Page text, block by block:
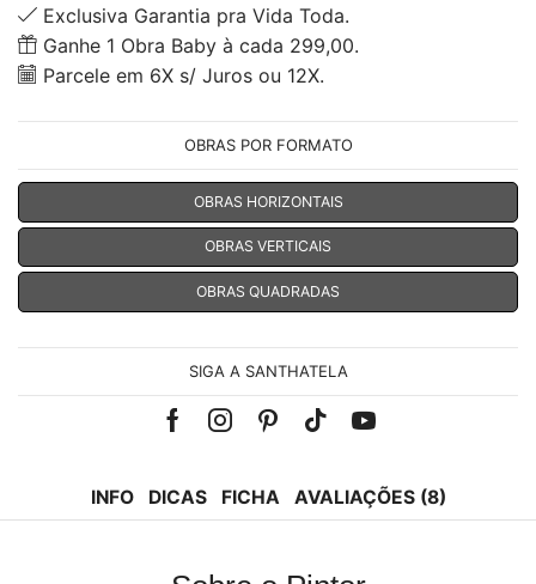
Exclusiva Garantia pra Vida Toda.
Ganhe 1 Obra Baby à cada 299,00.
Parcele em 6X s/ Juros ou 12X.
OBRAS POR FORMATO
OBRAS HORIZONTAIS
OBRAS VERTICAIS
OBRAS QUADRADAS
SIGA A SANTHATELA
FacebookInstagramPinterest
Tik-Youtube
INFO DICAS FICHA AVALIAÇÕES (8)